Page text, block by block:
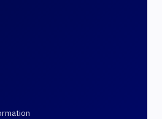
48 10 02